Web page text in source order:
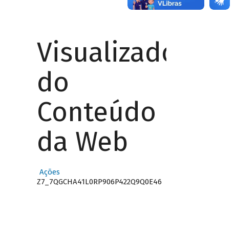
Visualizador
do
Conteúdo
da Web
Ações
Z7_7QGCHA41L0RP906P422Q9Q0E46